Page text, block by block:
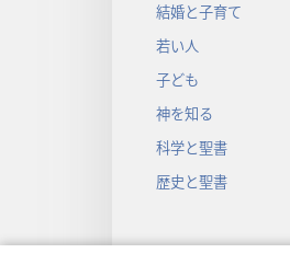
結婚と子育て
若い人
子ども
神を知る
科学と聖書
歴史と聖書